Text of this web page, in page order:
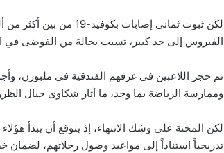
لكن ثبوت ثماني
الفيروس إلى حد كبير، تسبب بحالة من الفوضى في
تم حجز اللاعبين في غرفهم الفندقية في ملبورن،
وممارسة الرياضة بما وجد، ما أثار شكاوى حيال
لكن المحنة على وشك الانتهاء، إذ يتوقع أن يبدأ
تدريجياً استناداً إلى مواعيد وصول رحلاتهم، لضمان